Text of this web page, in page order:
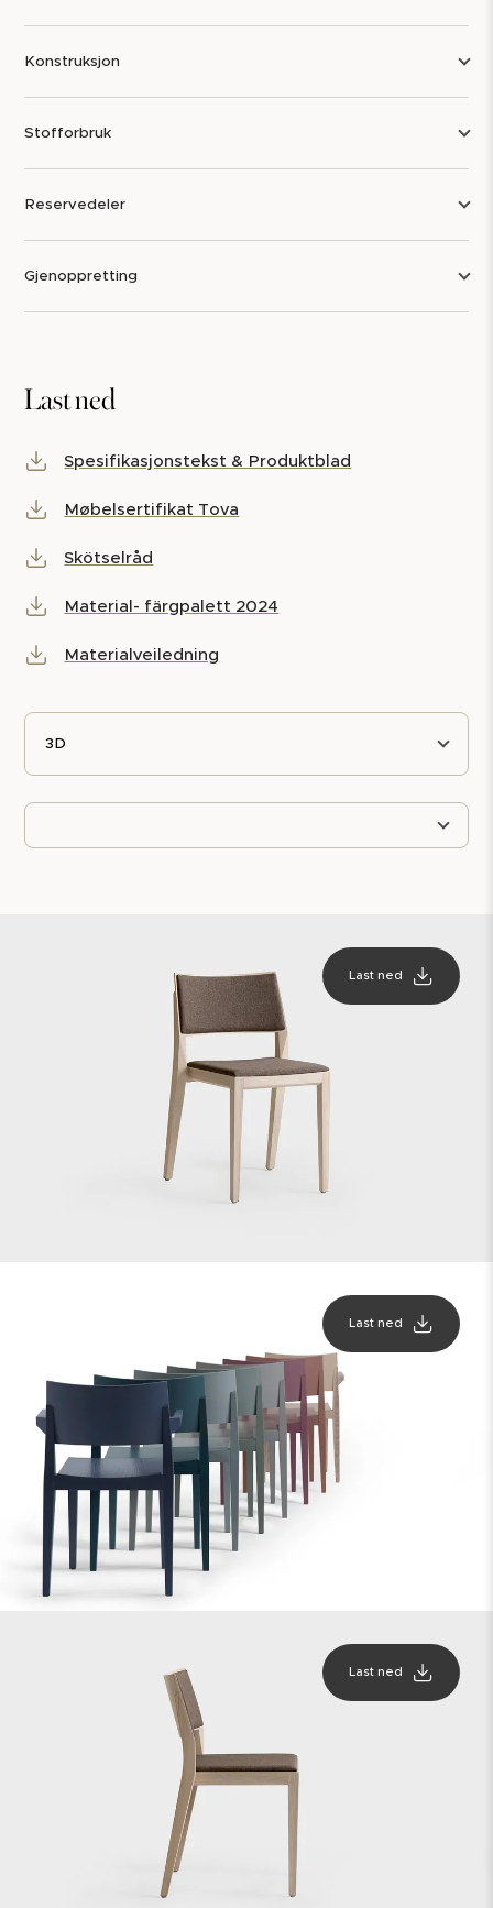
Konstruksjon
Stofforbruk
Reservedeler
Gjenoppretting
Last ned
Spesifikasjonstekst & Produktblad
Møbelsertifikat Tova
Skötselråd
Material- färgpalett 2024
Materialveiledning
3D
Last ned
Last ned
Last ned